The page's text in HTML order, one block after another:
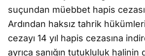
suçundan müebbet hapis
Ardından haksız tahrik
cezayı 14 yıl hapis cezasına
ayrıca sanığın tutukluluk halinin